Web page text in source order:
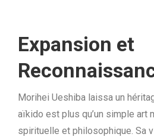
Expansion et
Morihei Ueshiba laissa un
aïkido est plus qu’un simple art
spirituelle et philosophique. Sa